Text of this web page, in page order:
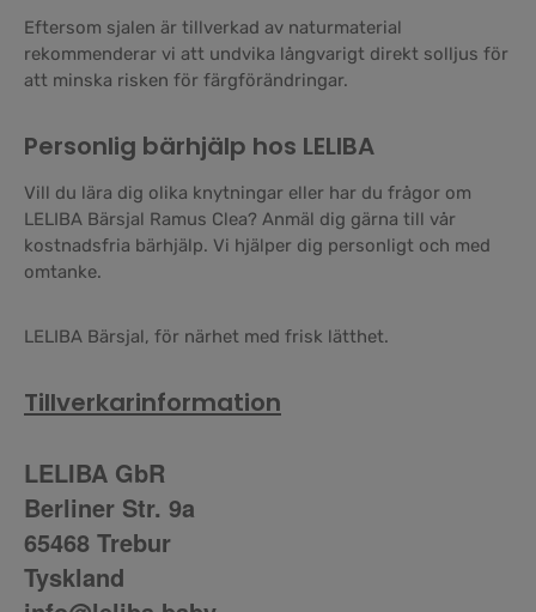
Eftersom sjalen är tillverkad av naturmaterial
rekommenderar vi att undvika långvarigt direkt solljus för
att minska risken för färgförändringar.
Personlig bärhjälp hos LELIBA
Vill du lära dig olika knytningar eller har du frågor om
LELIBA Bärsjal Ramus Clea? Anmäl dig gärna till vår
kostnadsfria bärhjälp. Vi hjälper dig personligt och med
omtanke.
LELIBA Bärsjal, för närhet med frisk lätthet.
Tillverkarinformation
LELIBA GbR
Berliner Str. 9a
65468 Trebur
Tyskland